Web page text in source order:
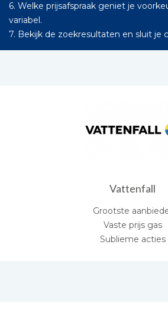
6. Welke prijsafspraak geniet je
variabel.
7. Bekijk de zoekresultaten en sluit je
Vattenfall
Grootste
Vaste prijs gas
Sublieme acties